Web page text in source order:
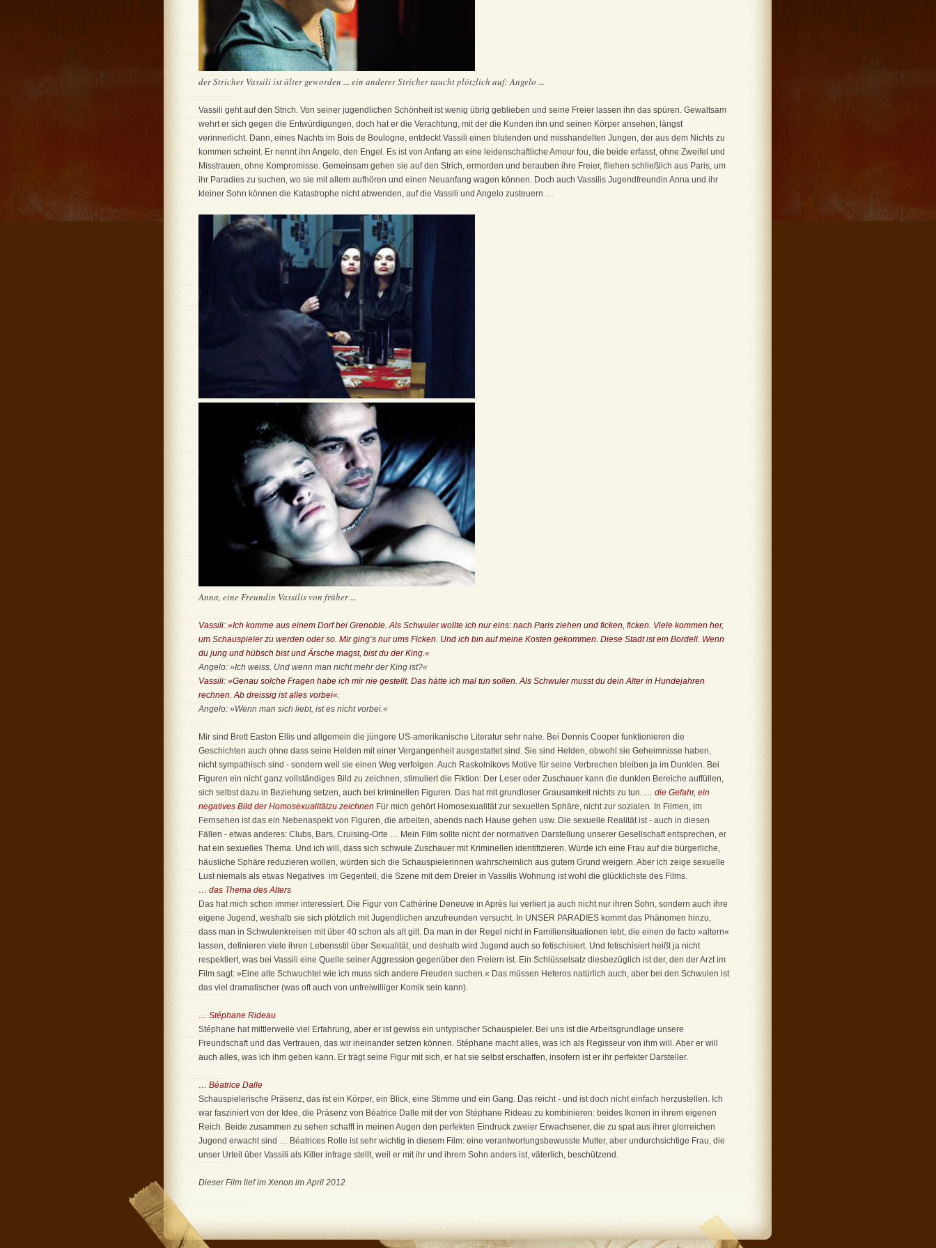
der Stricher Vassili ist älter geworden ... ein anderer Stricher taucht plötzlich auf: Angelo ...
Vassili geht auf den Strich. Von seiner jugendlichen Schönheit ist wenig übrig geblieben und seine Freier lassen ihn das spüren. Gewaltsam
wehrt er sich gegen die Entwürdigungen, doch hat er die Verachtung, mit der die Kunden ihn und seinen Körper ansehen, längst
verinnerlicht. Dann, eines Nachts im Bois de Boulogne, entdeckt Vassili einen blutenden und misshandelten Jungen, der aus dem Nichts zu
kommen scheint. Er nennt ihn Angelo, den Engel. Es ist von Anfang an eine leidenschaftliche Amour fou, die beide erfasst, ohne Zweifel und
Misstrauen, ohne Kompromisse. Gemeinsam gehen sie auf den Strich, ermorden und berauben ihre Freier, fliehen schließlich aus Paris, um
ihr Paradies zu suchen, wo sie mit allem aufhören und einen Neuanfang wagen können. Doch auch Vassilis Jugendfreundin Anna und ihr
kleiner Sohn können die Katastrophe nicht abwenden, auf die Vassili und Angelo zusteuern …
.
Anna, eine Freundin Vassilis von früher ...
Vassili: »Ich komme aus einem Dorf bei Grenoble. Als Schwuler wollte ich nur eins: nach Paris ziehen und ficken, ficken. Viele kommen her,
um Schauspieler zu werden oder so. Mir ging’s nur ums Ficken. Und ich bin auf meine Kosten gekommen. Diese Stadt ist ein Bordell. Wenn
du jung und hübsch bist und Ärsche magst, bist du der King.«
Angelo: »Ich weiss. Und wenn man nicht mehr der King ist?«
Vassili: »Genau solche Fragen habe ich mir nie gestellt. Das hätte ich mal tun sollen. Als Schwuler musst du dein Alter in Hundejahren
rechnen. Ab dreissig ist alles vorbei«.
Angelo: »Wenn man sich liebt, ist es nicht vorbei.«
Mir sind Brett Easton Ellis und allgemein die jüngere US-amerikanische Literatur sehr nahe. Bei Dennis Cooper funktionieren die
Geschichten auch ohne dass seine Helden mit einer Vergangenheit ausgestattet sind. Sie sind Helden, obwohl sie Geheimnisse haben,
nicht sympathisch sind - sondern weil sie einen Weg verfolgen. Auch Raskolnikovs Motive für seine Verbrechen bleiben ja im Dunklen. Bei
Figuren ein nicht ganz vollständiges Bild zu zeichnen, stimuliert die Fiktion: Der Leser oder Zuschauer kann die dunklen Bereiche auffüllen,
sich selbst dazu in Beziehung setzen, auch bei kriminellen Figuren. Das hat mit grundloser Grausamkeit nichts zu tun. … die Gefahr, ein
negatives Bild der Homosexualitätzu zeichnen Für mich gehört Homosexualität zur sexuellen Sphäre, nicht zur sozialen. In Filmen, im
Fernsehen ist das ein Nebenaspekt von Figuren, die arbeiten, abends nach Hause gehen usw. Die sexuelle Realität ist - auch in diesen
Fällen - etwas anderes: Clubs, Bars, Cruising-Orte … Mein Film sollte nicht der normativen Darstellung unserer Gesellschaft entsprechen, er
hat ein sexuelles Thema. Und ich will, dass sich schwule Zuschauer mit Kriminellen identifizieren. Würde ich eine Frau auf die bürgerliche,
häusliche Sphäre reduzieren wollen, würden sich die Schauspielerinnen wahrscheinlich aus gutem Grund weigern. Aber ich zeige sexuelle
Lust niemals als etwas Negatives ­ im Gegenteil, die Szene mit dem Dreier in Vassilis Wohnung ist wohl die glücklichste des Films.
… das Thema des Alters
Das hat mich schon immer interessiert. Die Figur von Cathérine Deneuve in Après lui verliert ja auch nicht nur ihren Sohn, sondern auch ihre
eigene Jugend, weshalb sie sich plötzlich mit Jugendlichen anzufreunden versucht. In UNSER PARADIES kommt das Phänomen hinzu,
dass man in Schwulenkreisen mit über 40 schon als alt gilt. Da man in der Regel nicht in Familiensituationen lebt, die einen de facto »altern«
lassen, definieren viele ihren Lebensstil über Sexualität, und deshalb wird Jugend auch so fetischisiert. Und fetischisiert heißt ja nicht
respektiert, was bei Vassili eine Quelle seiner Aggression gegenüber den Freiern ist. Ein Schlüsselsatz diesbezüglich ist der, den der Arzt im
Film sagt: »Eine alte Schwuchtel wie ich muss sich andere Freuden suchen.« Das müssen Heteros natürlich auch, aber bei den Schwulen ist
das viel dramatischer (was oft auch von unfreiwilliger Komik sein kann).
… Stéphane Rideau
Stéphane hat mittlerweile viel Erfahrung, aber er ist gewiss ein untypischer Schauspieler. Bei uns ist die Arbeitsgrundlage unsere
Freundschaft und das Vertrauen, das wir ineinander setzen können. Stéphane macht alles, was ich als Regisseur von ihm will. Aber er will
auch alles, was ich ihm geben kann. Er trägt seine Figur mit sich, er hat sie selbst erschaffen, insofern ist er ihr perfekter Darsteller.
… Béatrice Dalle
Schauspielerische Präsenz, das ist ein Körper, ein Blick, eine Stimme und ein Gang. Das reicht - und ist doch nicht einfach herzustellen. Ich
war fasziniert von der Idee, die Präsenz von Béatrice Dalle mit der von Stéphane Rideau zu kombinieren: beides Ikonen in ihrem eigenen
Reich. Beide zusammen zu sehen schafft in meinen Augen den perfekten Eindruck zweier Erwachsener, die zu spat aus ihrer glorreichen
Jugend erwacht sind … Béatrices Rolle ist sehr wichtig in diesem Film: eine verantwortungsbewusste Mutter, aber undurchsichtige Frau, die
unser Urteil über Vassili als Killer infrage stellt, weil er mit ihr und ihrem Sohn anders ist, väterlich, beschützend.
Dieser Film lief im Xenon im April 2012